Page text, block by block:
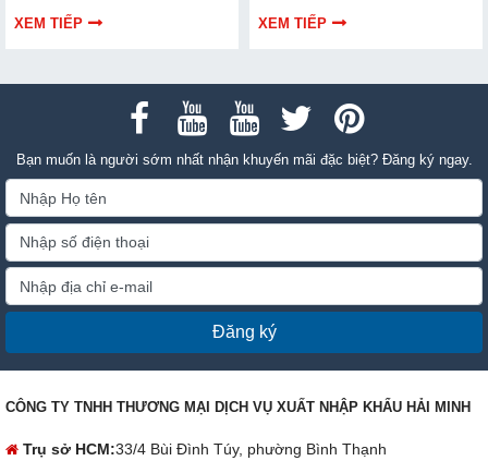
điểm và đối tượng phù hợp để
XEM TIẾP
chọn mua sản phẩm chính
XEM TIẾP
Bạn muốn là người sớm nhất nhận khuyến mãi đặc biệt? Đăng ký ngay.
Đăng ký
CÔNG TY TNHH THƯƠNG MẠI DỊCH VỤ XUẤT NHẬP KHẨU HẢI MINH
Trụ sở HCM:33/4 Bùi Đình Túy, phường Bình Thạnh